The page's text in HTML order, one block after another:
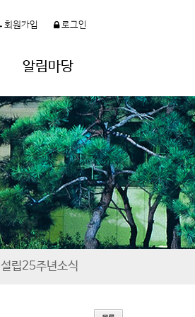
회원가입 로그인
알림마당
설립25주년소식